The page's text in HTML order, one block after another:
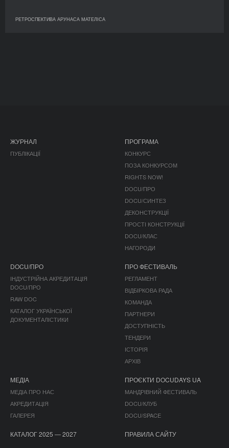
РЕТРОСПЕКТИВА АРУНАСА МАТЕЛІСА
ЖУРНАЛ
ПУБЛІКАЦІЇ
ПРОГРАМА
КОНКУРС
ПОЗА КОНКУРСОМ
RIGHTS NOW!
DOCU/ПРО
DOCU/СИНТЕЗ
ДЕКОНСТРУКЦІЇ
ПРОСТІ КОНСТРУКЦІЇ
DOCU/КЛАС
НАГОРОДИ
DOCU/ПРО
ІНДУСТРІЙНА АКРЕДИТАЦІЯ
DOCU/ПРО
RAW DOC
КАТАЛОГ УКРАЇНСЬКОЇ
ДОКУМЕНТАЛІСТИКИ
ПРО ФЕСТИВАЛЬ
РЕГЛАМЕНТ
ВІДБІРКОВА РАДА
КОМАНДА
ПАРТНЕРИ
ДОСТУПНІСТЬ
ТЕНДЕРИ
ІСТОРІЯ
АРХІВ
МЕДІА
МЕДІА ПРО НАС
АКРЕДИТАЦІЯ
ГАЛЕРЕЯ
ПРОЄКТИ DOCUDAYS UA
МАНДРІВНИЙ ФЕСТИВАЛЬ
DOCU/КЛУБ
DOCU/SPACE
КАТАЛОГ 2025 — 2027 ПРАВИЛА САЙТУ